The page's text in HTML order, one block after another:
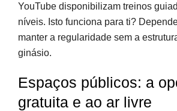
YouTube disponibilizam treinos
níveis. Isto funciona para ti?
manter a regularidade sem a
ginásio.
Espaços públicos: a
gratuita e ao ar livre